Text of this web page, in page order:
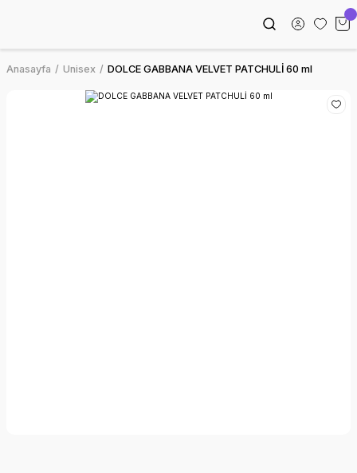
Anasayfa Unisex DOLCE GABBANA VELVET PATCHULİ 60 ml